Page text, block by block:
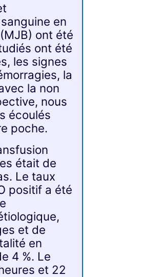
en
ont été
ont été
les signes
la
la non
nous
écoulés
poche.
était de
Le taux
positif a été
et de
en
4 %. Le
et 22